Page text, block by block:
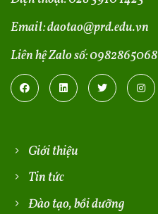
Email:daotao@prd.edu.vn
Liên hệ Zalo số:0982865068
Giới thiệu
Tin tức
Đào tạo, bồi dưỡng